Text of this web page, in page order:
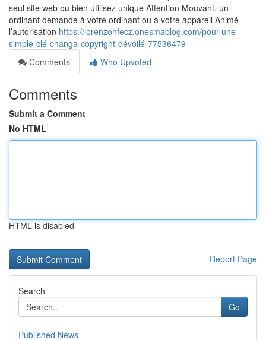
seul site web ou bien utilisez unique Attention Mouvant, un
ordinant demande à votre ordinant ou à votre appareil Animé
l’autorisation https://lorenzohfecz.onesmablog.com/pour-une-
simple-clé-changa-copyright-dévoilé-77536479
Comments
Who Upvoted
Comments
Submit a Comment
No HTML
HTML is disabled
Report Page
Search
Go
Published News